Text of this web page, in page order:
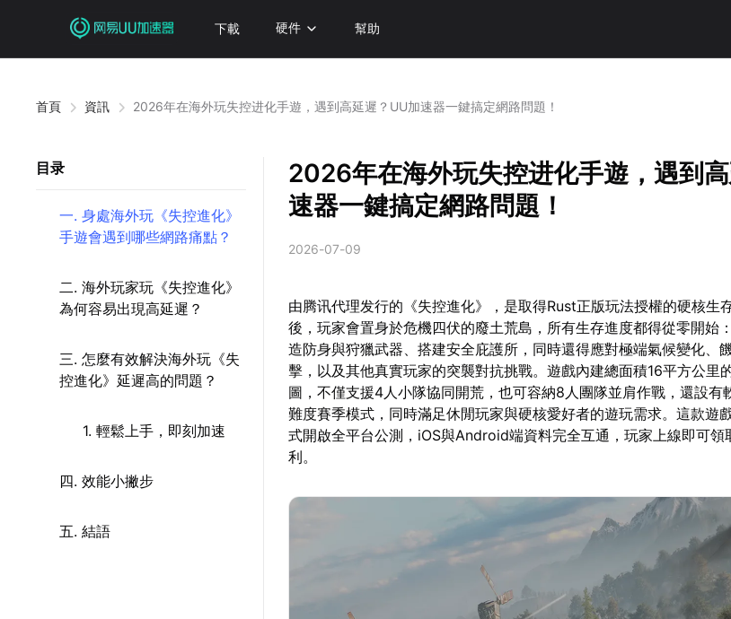
下載 硬件 幫助
首頁 資訊 2026年在海外玩失控进化手遊，遇到高延遲？UU加速器一鍵搞定網路問題！
目录
一. 身處海外玩《失控進化》
手遊會遇到哪些網路痛點？
二. 海外玩家玩《失控進化》
為何容易出現高延遲？
三. 怎麼有效解決海外玩《失
控進化》延遲高的問題？
1. 輕鬆上手，即刻加速
四. 效能小撇步
五. 結語
2026年在海外玩失控进化手遊，遇到
速器一鍵搞定網路問題！
2026-07-09
由腾讯代理发行的《失控進化》，是取得Rust正版玩法授權的硬核生
後，玩家會置身於危機四伏的廢土荒島，所有生存進度都得從零開始
造防身與狩獵武器、搭建安全庇護所，同時還得應對極端氣候變化、
擊，以及其他真實玩家的突襲對抗挑戰。遊戲內建總面積16平方公里
圖，不僅支援4人小隊協同開荒，也可容納8人團隊並肩作戰，還設有
難度賽季模式，同時滿足休閒玩家與硬核愛好者的遊玩需求。這款遊
式開啟全平台公測，iOS與Android端資料完全互通，玩家上線即可領
利。